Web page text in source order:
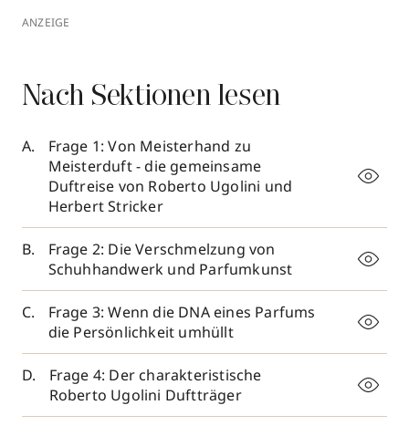
ANZEIGE
Nach Sektionen lesen
Frage 1: Von Meisterhand zu
Meisterduft - die gemeinsame
Duftreise von Roberto Ugolini und
Herbert Stricker
Frage 2: Die Verschmelzung von
Schuhhandwerk und Parfumkunst
Frage 3: Wenn die DNA eines Parfums
die Persönlichkeit umhüllt
Frage 4: Der charakteristische
Roberto Ugolini Duftträger